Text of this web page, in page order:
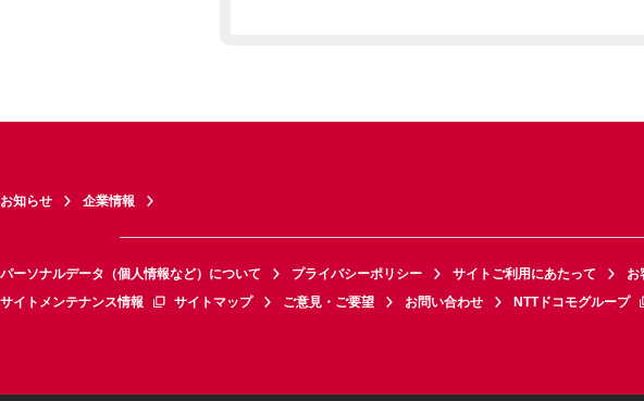
お知らせ 企業情報
パーソナルデータ（個人情報など）について プライバシーポリシー サイトご利用にあたって お
サイトメンテナンス情報
サイトマップ ご意見・ご要望 お問い合わせ NTTドコモグループ